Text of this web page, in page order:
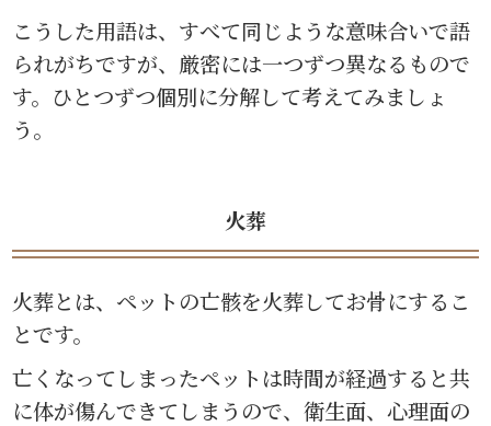
こうした用語は、すべて同じような意味合いで語
られがちですが、厳密には一つずつ異なるもので
す。ひとつずつ個別に分解して考えてみましょ
う。
火葬
火葬とは、ペットの亡骸を火葬してお骨にするこ
とです。
亡くなってしまったペットは時間が経過すると共
に体が傷んできてしまうので、衛生面、心理面の